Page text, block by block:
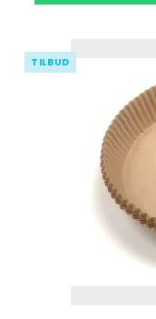
TILBUD